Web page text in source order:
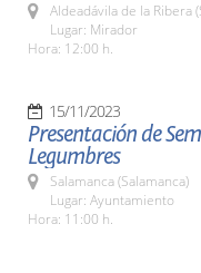
Aldeadávila de la Ribera
Lugar: Mirador
Hora: 12:00 h.
15/11/2023
Presentación de
Legumbres
Salamanca (Salamanca)
Lugar: Ayuntamiento
Hora: 11:00 h.